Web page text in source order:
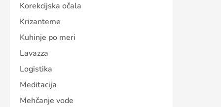
Korekcijska očala
Krizanteme
Kuhinje po meri
Lavazza
Logistika
Meditacija
Mehčanje vode